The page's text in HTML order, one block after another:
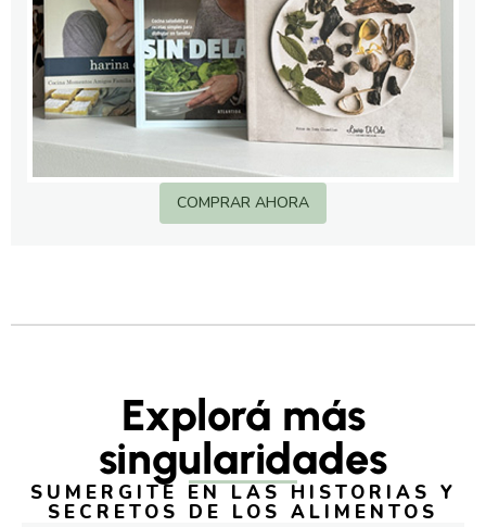
COMPRAR AHORA
Explorá más
singularidades
SUMERGITE EN LAS HISTORIAS Y
SECRETOS DE LOS ALIMENTOS